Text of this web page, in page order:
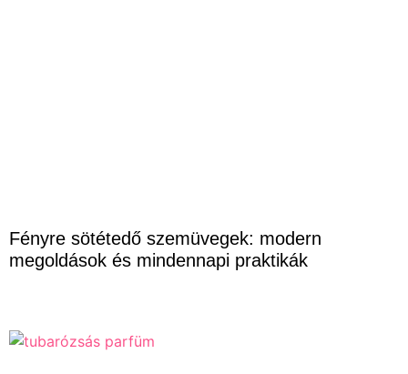
Fényre sötétedő szemüvegek: modern
megoldások és mindennapi praktikák